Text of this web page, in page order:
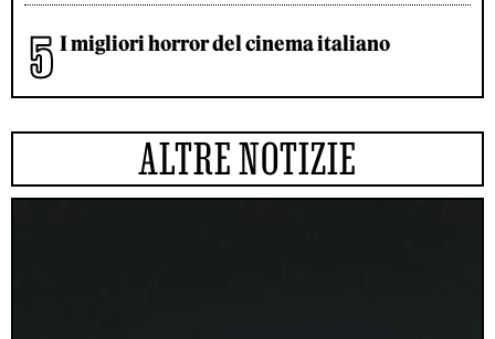
I migliori horror del cinema italiano
ALTRE NOTIZIE